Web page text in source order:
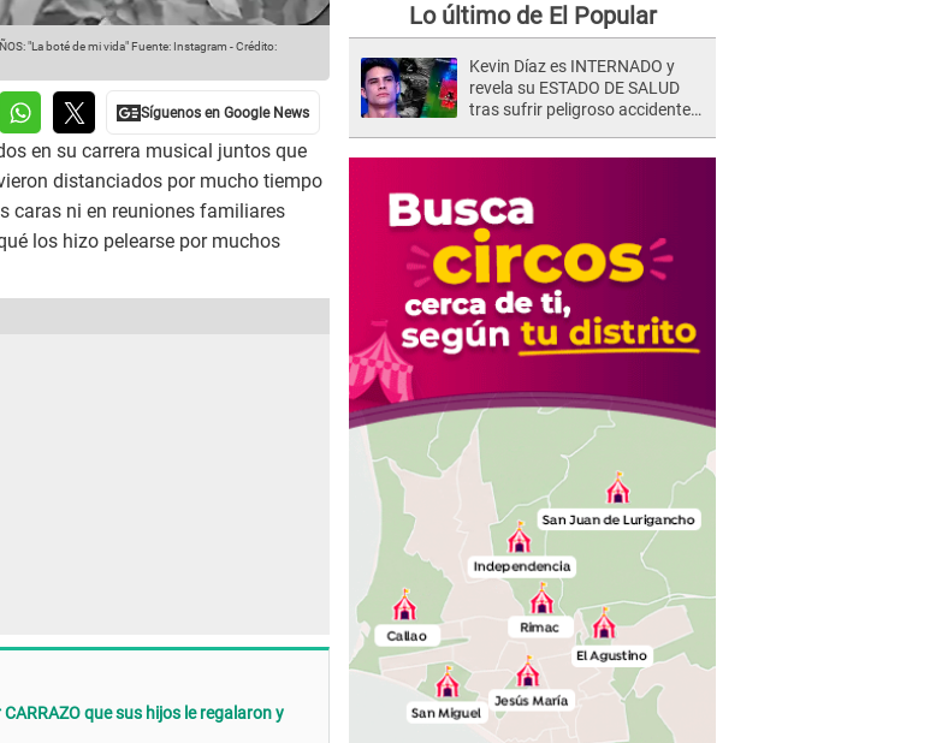
"La boté de mi vida" Fuente: Instagram -Crédito:
en su carrera musical juntos que
distanciados por mucho tiempo
caras ni en reuniones familiares
los hizo pelearse por muchos
que sus hijos le regalaron y
Lo último de El Popular
Kevin Díaz es INTERNADO y
revela su ESTADO DE SALUD
tras sufrir peligroso accidente